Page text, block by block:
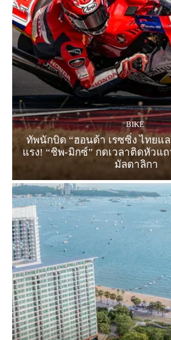
BIKE
ทัพนักบิด “ฮอนด้า เรซซิ่ง ไทยแ
แรง! “ชิพ-มิกซ์” กดเวลาติดหัวแถ
มัลดาลิกา